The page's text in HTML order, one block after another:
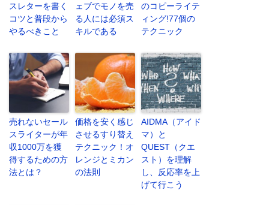
スレターを書く
コツと普段から
やるべきこと
ェブでモノを売
る人には必須ス
キルである
のコピーライテ
ィング!77個の
テクニック
売れないセール
スライターが年
収1000万を獲
得するための方
法とは？
価格を安く感じ
させるすり替え
テクニック！オ
レンジとミカン
の法則
AIDMA（アイド
マ）と
QUEST（クエ
スト）を理解
し、反応率を上
げて行こう